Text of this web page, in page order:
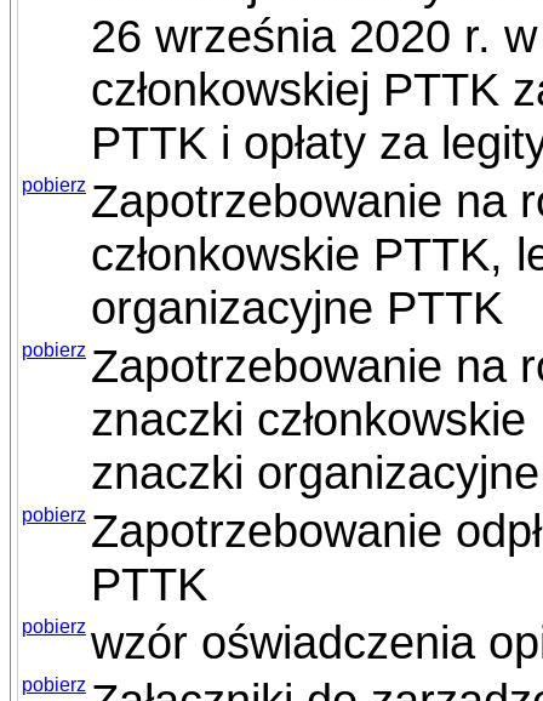
26 września 2020 r.
członkowskiej PTTK
PTTK i opłaty za
pobierz Zapotrzebowanie na
członkowskie PTTK,
organizacyjne PTTK
pobierz Zapotrzebowanie na
znaczki
znaczki
pobierz Zapotrzebowanie
PTTK
pobierz wzór oświadczenia
pobierz